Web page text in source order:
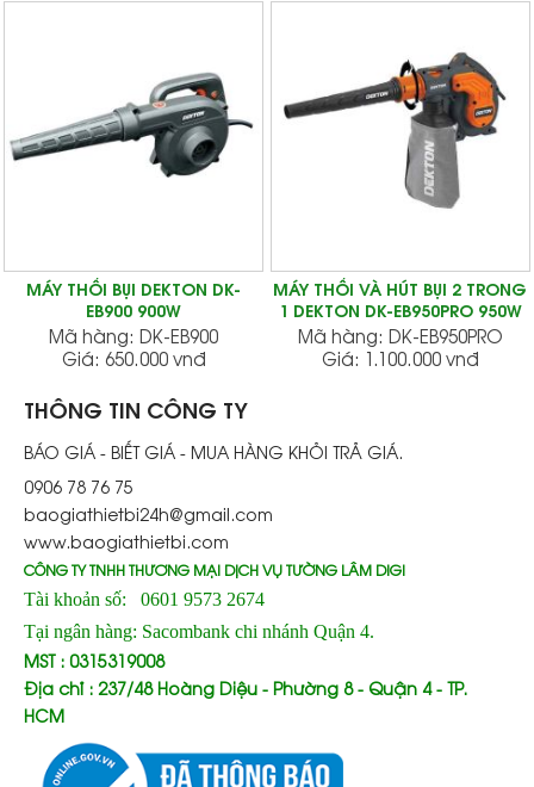
MÁY THỔI BỤI DEKTON DK-
EB900 900W
Mã hàng: DK-EB900
Giá: 650.000 vnđ
MÁY THỔI VÀ HÚT BỤI 2 TRONG
1 DEKTON DK-EB950PRO 950W
Mã hàng: DK-EB950PRO
Giá: 1.100.000 vnđ
THÔNG TIN CÔNG TY
BÁO GIÁ - BIẾT GIÁ - MUA HÀNG KHỎI TRẢ GIÁ.
0906 78 76 75
baogiathietbi24h@gmail.com
www.baogiathietbi.com
CÔNG TY TNHH THƯƠNG MẠI DỊCH VỤ TƯỜNG LÂM DIGI
Tài khoản số: 0601 9573 2674
Tại ngân hàng: Sacombank chi nhánh Quận 4.
MST : 0315319008
Địa chỉ : 237/48 Hoàng Diệu - Phường 8 - Quận 4 - TP.
HCM